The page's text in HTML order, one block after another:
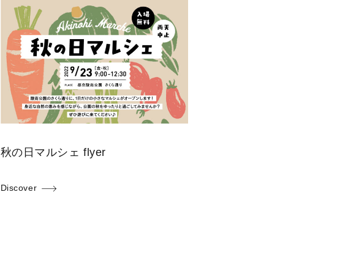
秋の日マルシェ flyer
Discover